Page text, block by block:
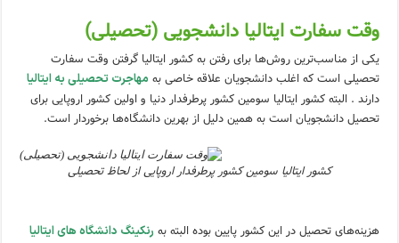
وقت سفارت ایتالیا دانشجویی (تحصیلی)
یکی از مناسب‌ترین روش‌ها برای رفتن به کشور ایتالیا گرفتن وقت سفارت
تحصیلی است که اغلب دانشجویان علاقه خاصی به مهاجرت تحصیلی به ایتالیا
دارند . البته کشور ایتالیا سومین کشور پرطرفدار دنیا و اولین کشور اروپایی برای
تحصیل دانشجویان است به همین دلیل از بهرین دانشگاه‌ها برخوردار است.
کشور ایتالیا سومین کشور پرطرفدار اروپایی از لحاظ تحصیلی
هزینه‌های تحصیل در این کشور پایین بوده البته به رنکینگ دانشگاه های ایتالیا